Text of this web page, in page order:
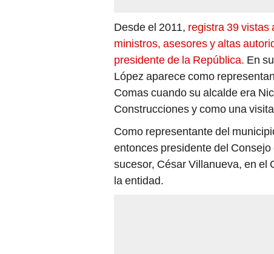
Desde el 2011, registra 39 vistas
ministros, asesores y altas
presidente de la República. En
López aparece como
Comas cuando su alcalde era
Construcciones y como una
Como representante del
entonces presidente del
sucesor, César Villanueva, en el
la entidad.